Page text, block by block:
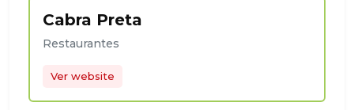
Cabra Preta
Restaurantes
Ver website